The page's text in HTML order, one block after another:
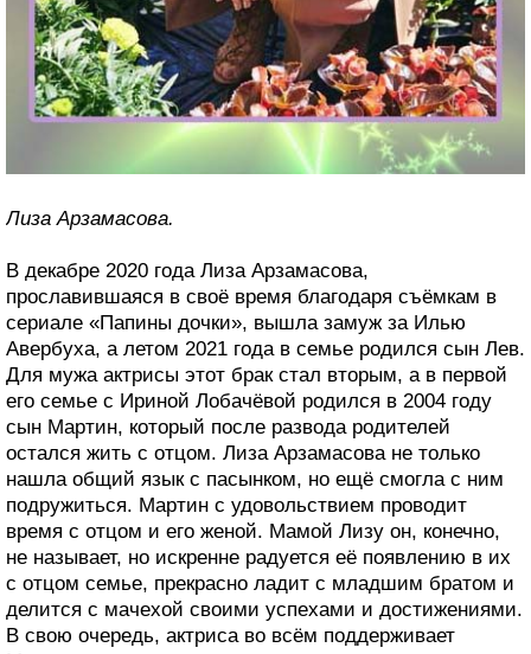
Лиза Арзамасова.
В декабре 2020 года Лиза Арзамасова,
прославившаяся в своё время благодаря съёмкам в
сериале «Папины дочки», вышла замуж за Илью
Авербуха, а летом 2021 года в семье родился сын Лев.
Для мужа актрисы этот брак стал вторым, а в первой
его семье с Ириной Лобачёвой родился в 2004 году
сын Мартин, который после развода родителей
остался жить с отцом. Лиза Арзамасова не только
нашла общий язык с пасынком, но ещё смогла с ним
подружиться. Мартин с удовольствием проводит
время с отцом и его женой. Мамой Лизу он, конечно,
не называет, но искренне радуется её появлению в их
с отцом семье, прекрасно ладит с младшим братом и
делится с мачехой своими успехами и достижениями.
В свою очередь, актриса во всём поддерживает